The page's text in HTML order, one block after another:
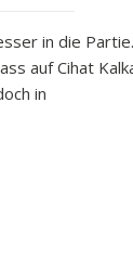
in die
auf Cihat
in